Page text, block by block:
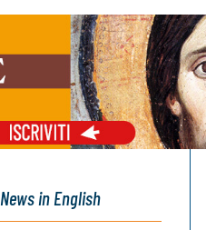
Newsin English